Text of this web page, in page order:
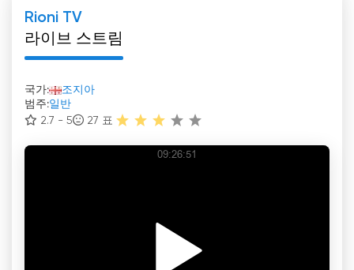
Rioni TV
라이브 스트림
국가:
조지아
범주:일반
2.7 - 5
27 표